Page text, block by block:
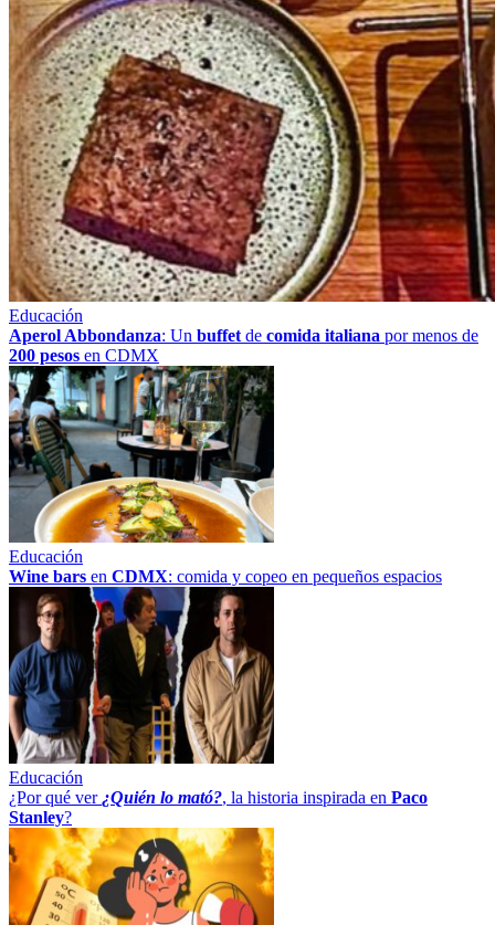
Educación
Aperol Abbondanza: Un buffet de comida italiana por menos de
200 pesos en CDMX
Educación
Wine bars en CDMX: comida y copeo en pequeños espacios
Educación
¿Por qué ver ¿Quién lo mató?, la historia inspirada en Paco
Stanley?